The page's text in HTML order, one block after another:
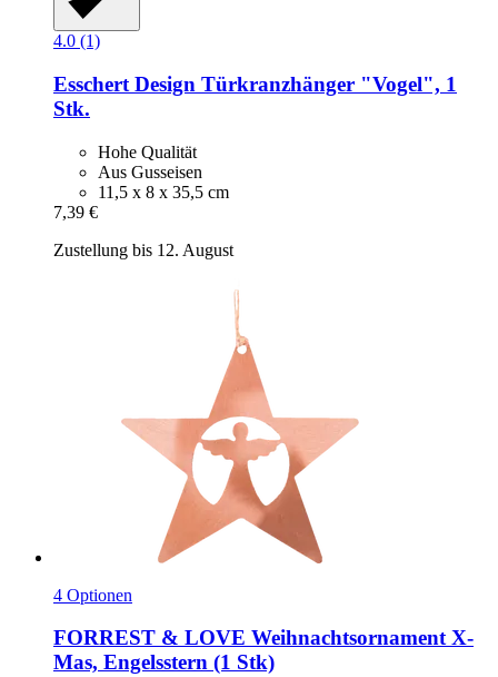
4.0 (1)
Esschert Design Türkranzhänger "Vogel", 1
Stk.
Hohe Qualität
Aus Gusseisen
11,5 x 8 x 35,5 cm
7,39 €
Zustellung bis 12. August
4 Optionen
FORREST & LOVE Weihnachtsornament X-​
Mas, Engelsstern (1 Stk)